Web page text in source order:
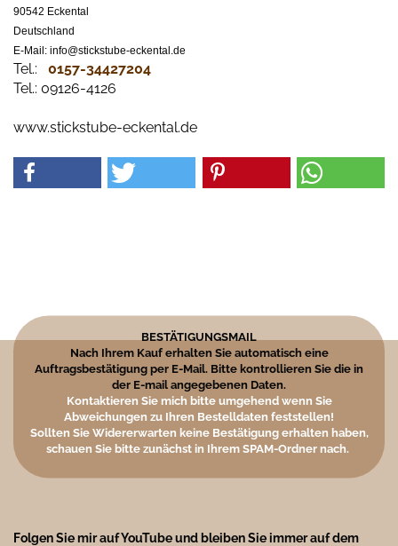
90542 Eckental
Deutschland
E-Mail: info@stickstube-eckental.de
Tel.: 0157-34427204​
Tel.: 09126-4126
www.stickstube-eckental.de
BESTÄTIGUNGSMAIL
Nach Ihrem Kauf erhalten Sie automatisch eine
Auftragsbestätigung per E-Mail. Bitte kontrollieren Sie die in
der E-mail angegebenen Daten.
Kontaktieren Sie mich bitte umgehend wenn Sie
Abweichungen zu Ihren Bestelldaten feststellen!
Sollten Sie Widererwarten keine Bestätigung erhalten haben,
schauen Sie bitte zunächst in Ihrem SPAM-Ordner nach.
Folgen Sie mir auf YouTube und bleiben Sie immer auf dem